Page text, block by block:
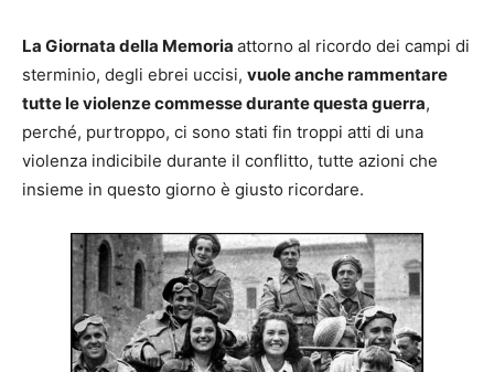
La Giornata della Memoria attorno al ricordo dei campi di
sterminio, degli ebrei uccisi, vuole anche rammentare
tutte le violenze commesse durante questa guerra,
perché, purtroppo, ci sono stati fin troppi atti di una
violenza indicibile durante il conflitto, tutte azioni che
insieme in questo giorno è giusto ricordare.